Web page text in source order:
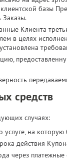
базы
Клиента
в целях
средств
случаях:
услуге, на
действия
через платежные